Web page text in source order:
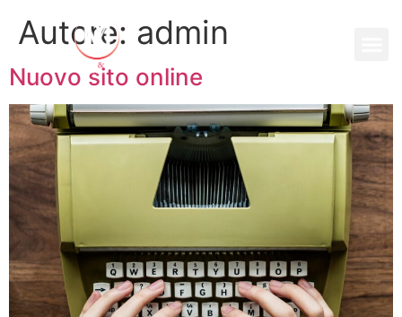
Autore: admin
Nuovo sito online